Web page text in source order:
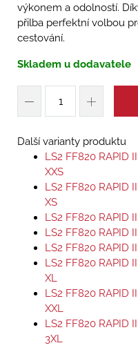
výkonem a odolností.
přilba perfektní volbou
cestování.
Skladem u dodavatele
Další varianty produktu
LS2 FF820 RAPID
XXS
LS2 FF820 RAPID
XS
LS2 FF820 RAPID
LS2 FF820 RAPID
LS2 FF820 RAPID
LS2 FF820 RAPID
XL
LS2 FF820 RAPID
XXL
LS2 FF820 RAPID
3XL